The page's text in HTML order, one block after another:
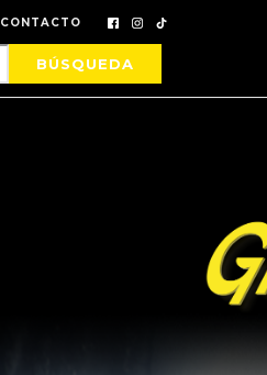
CONTACTO